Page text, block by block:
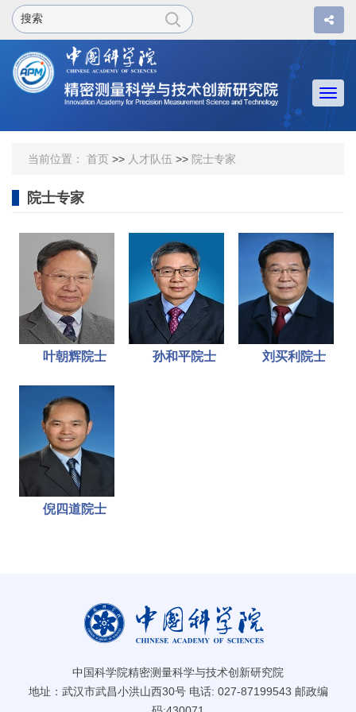
当前位置： 首页 >> 人才队伍 >> 院士专家
院士专家
叶朝辉院士 孙和平院士 刘买利院士
倪四道院士
中国科学院精密测量科学与技术创新研究院
地址：武汉市武昌小洪山西30号 电话: 027-87199543 邮政编